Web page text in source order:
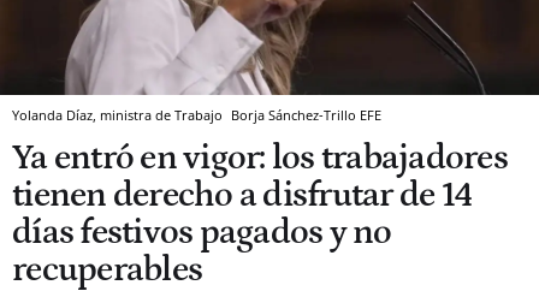
Yolanda Díaz, ministra de Trabajo Borja Sánchez-Trillo EFE
Ya entró en vigor: los trabajadores
tienen derecho a disfrutar de 14
días festivos pagados y no
recuperables